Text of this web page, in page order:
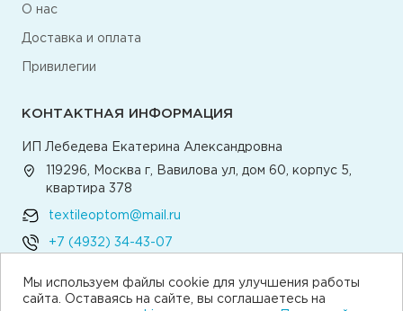
Мы используем файлы cookie для улучшения работы
сайта. Оставаясь на сайте, вы соглашаетесь на
О нас
Доставка и оплата
Привилегии
КОНТАКТНАЯ ИНФОРМАЦИЯ
ИП Лебедева Екатерина Александровна
119296, Москва г, Вавилова ул, дом 60, корпус 5,
квартира 378
textileoptom@mail.ru
+7 (4932) 34-43-07
Написать директору